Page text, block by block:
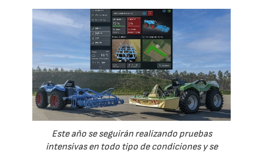
Este año se seguirán realizando pruebas
intensivas en todo tipo de condiciones y se